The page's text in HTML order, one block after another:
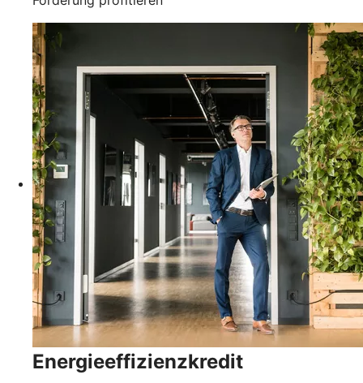
Energieeffizienzkredit